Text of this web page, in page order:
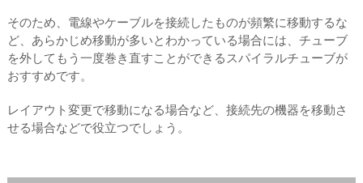
そのため、電線やケーブルを接続したものが頻繁に移動するな
ど、あらかじめ移動が多いとわかっている場合には、チューブ
を外してもう一度巻き直すことができるスパイラルチューブが
おすすめです。
レイアウト変更で移動になる場合など、接続先の機器を移動さ
せる場合などで役立つでしょう。